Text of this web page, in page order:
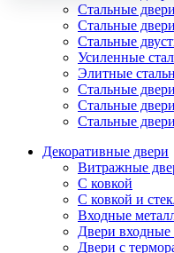
Стальные
Стальные
Стальные
Усиленные
Элитные
Стальные
Стальные
Стальные
Декоративные двери
Витражные
С ковкой
С ковкой и
Входные
Двери входные
Двери с
использования систем
Яндекс.Метрика), в
обработки
Если вы не хотите,
настройте ограничения